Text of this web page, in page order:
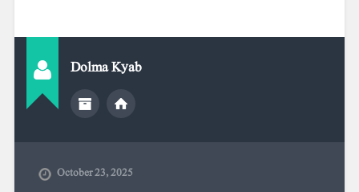
Dolma Kyab
October 23, 2025